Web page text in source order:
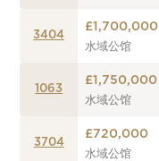
3404
£1,700,000
水域公馆
1063
£1,750,000
水域公馆
3704
£720,000
水域公馆